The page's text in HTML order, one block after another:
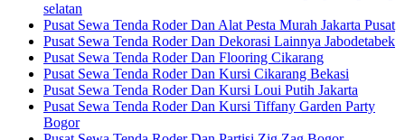
selatan
Pusat Sewa Tenda Roder Dan Alat Pesta Murah Jakarta Pusat
Pusat Sewa Tenda Roder Dan Dekorasi Lainnya Jabodetabek
Pusat Sewa Tenda Roder Dan Flooring Cikarang
Pusat Sewa Tenda Roder Dan Kursi Cikarang Bekasi
Pusat Sewa Tenda Roder Dan Kursi Loui Putih Jakarta
Pusat Sewa Tenda Roder Dan Kursi Tiffany Garden Party
Bogor